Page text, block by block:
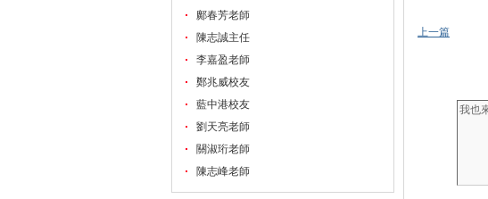
鄺春芳老師
陳志誠主任
李嘉盈老師
鄭兆威校友
藍中港校友
劉天亮老師
關淑珩老師
陳志峰老師
上一篇